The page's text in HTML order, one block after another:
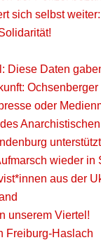
sich selbst
Diese Daten
oder
wieder in
aus der
unserem Viertel!
Freiburg-Haslach